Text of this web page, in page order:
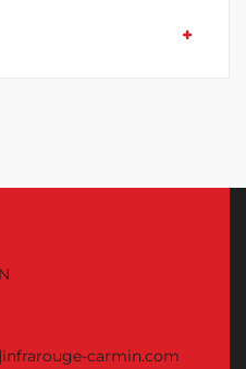
carmin.com